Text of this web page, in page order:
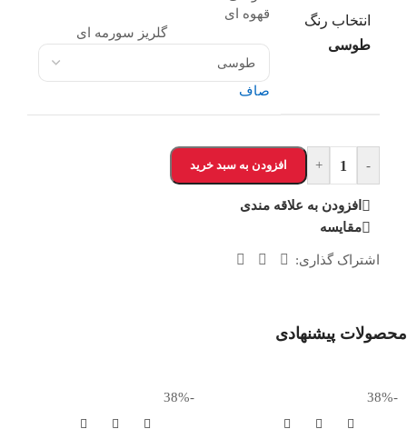
انتخاب رنگ
طوسی
قهوه ای
گلریز سورمه ای
صاف
-
+ افزودن به سبد خرید
افزودن به علاقه مندی
مقایسه
اشتراک گذاری:
محصولات پیشنهادی
-38%
-38%